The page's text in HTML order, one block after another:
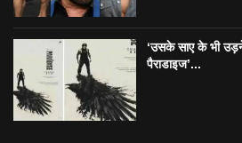
‘उसके साए के भी
पैराडाइज’...